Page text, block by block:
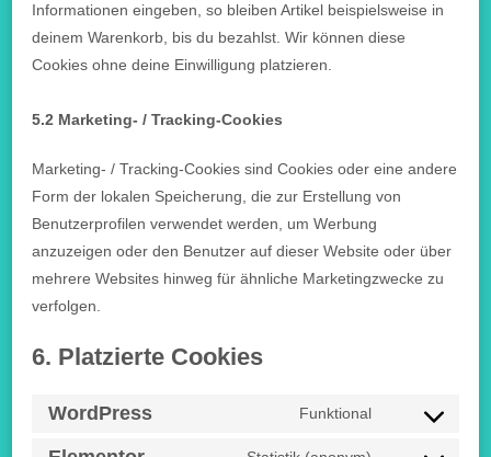
Informationen eingeben, so bleiben Artikel beispielsweise in
deinem Warenkorb, bis du bezahlst. Wir können diese
Cookies ohne deine Einwilligung platzieren.
5.2 Marketing- / Tracking-Cookies
Marketing- / Tracking-Cookies sind Cookies oder eine andere
Form der lokalen Speicherung, die zur Erstellung von
Benutzerprofilen verwendet werden, um Werbung
anzuzeigen oder den Benutzer auf dieser Website oder über
mehrere Websites hinweg für ähnliche Marketingzwecke zu
verfolgen.
6. Platzierte Cookies
WordPress Funktional